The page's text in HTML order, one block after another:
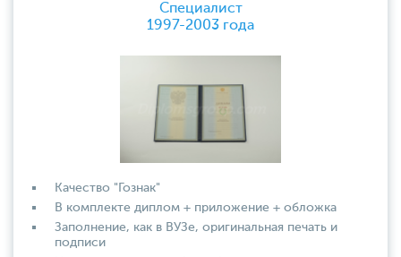
Специалист
1997-2003 года
Качество "Гознак"
В комплекте диплом + приложение + обложка
Заполнение, как в ВУЗе, оригинальная печать и
подписи